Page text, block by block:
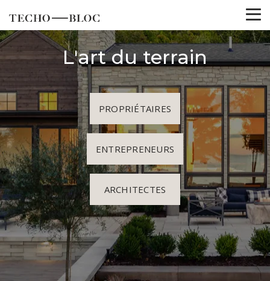
L'art du terrain
PROPRIÉTAIRES
ENTREPRENEURS
ARCHITECTES